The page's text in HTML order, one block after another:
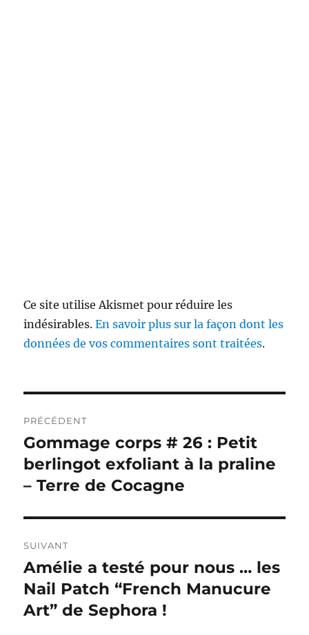
Ce site utilise Akismet pour réduire les
indésirables.En savoir plus sur la façon dont les
données de vos commentaires sont traitées.
de
l’article
PRÉCÉDENT
Publication
précédente :
Gommage corps # 26 : Petit
berlingot exfoliant à la praline
– Terre de Cocagne
SUIVANT
Publication
suivante :
Amélie a testé pour nous … les
Nail Patch “French Manucure
Art” de Sephora !